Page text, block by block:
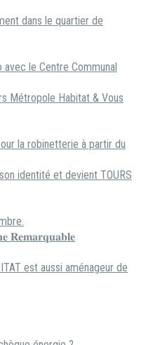
dans le quartier de
le Centre Communal
Métropole Habitat & Vous
la robinetterie à partir du
identité et devient TOURS
𝐑𝐞𝐦𝐚𝐫𝐪𝐮𝐚𝐛𝐥𝐞
est aussi aménageur de